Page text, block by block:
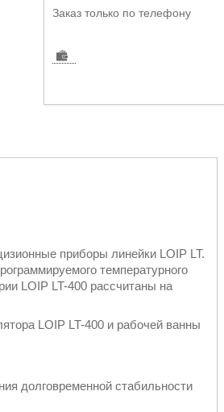
Заказ только по телефону
приборы линейки LOIP LT.
температурного
LOIP LT-400 рассчитаны на
LOIP LT-400 и рабочей ванны
долговременной стабильности